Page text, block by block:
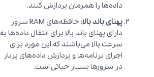
داده‌ها را همزمان پردازش کنند.
پهنای باند بالا
: حافظه‌های RAM سرور
دارای پهنای باند بالا برای انتقال داده‌ها به
سرعت بالا می‌باشند که این مورد برای
اجرای برنامه‌ها و پردازش داده‌های پربار
در سرورها بسیار حیاتی است.